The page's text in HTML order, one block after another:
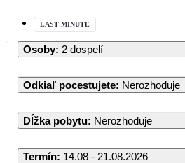
LAST MINUTE
Osoby: 2 dospelí
Odkiaľ pocestujete: Nerozhoduje
Dĺžka pobytu: Nerozhoduje
Termín: 14.08 - 21.08.2026